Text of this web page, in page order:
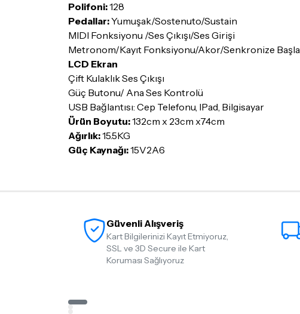
Polifoni:128
Pedallar:Yumuşak/Sostenuto/Sustain
MIDI Fonksiyonu /Ses Çıkışı/Ses Girişi
Metronom/Kayıt Fonksiyonu/Akor/Senkronize
LCD Ekran
Çift Kulaklık Ses Çıkışı
Güç Butonu/ Ana Ses Kontrolü
USB Bağlantısı: Cep Telefonu, IPad, Bilgisayar
Ürün Boyutu:132cm x 23cm x74cm
Ağırlık:15.5KG
Güç Kaynağı:15V2A6
Güvenli Alışveriş
Kart Bilgilerinizi Kayıt Etmiyoruz,
SSL ve 3D Secure ile Kart
Koruması Sağlıyoruz